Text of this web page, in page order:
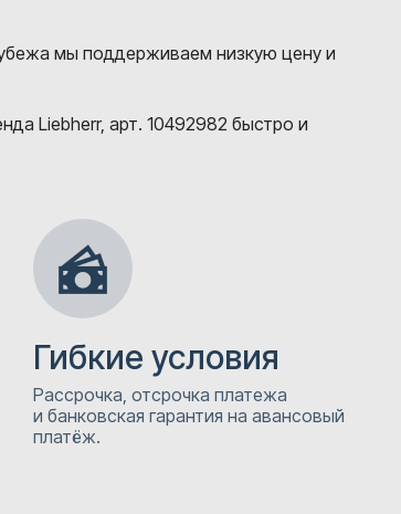
мы поддерживаем низкую цену и
Liebherr, арт. 10492982 быстро и
Гибкие условия
Рассрочка, отсрочка платежа
и банковская гарантия на авансовый
платёж.